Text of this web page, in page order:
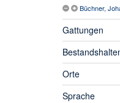
Gattungen
Orte
Sprache